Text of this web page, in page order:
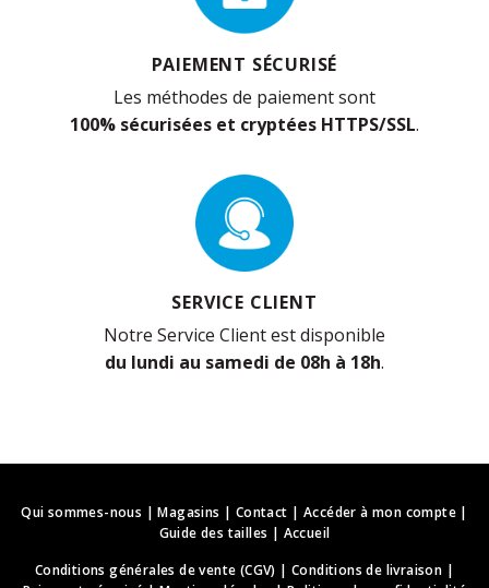
PAIEMENT SÉCURISÉ
Les méthodes de paiement sont
100% sécurisées et cryptées HTTPS/SSL.
SERVICE CLIENT
Notre Service Client est disponible
du lundi au samedi de 08h à 18h.
Qui sommes-nous |Magasins | Contact | Accéder à mon compte|
Guide des tailles | Accueil
Conditions générales de vente (CGV) |Conditions de livraison |